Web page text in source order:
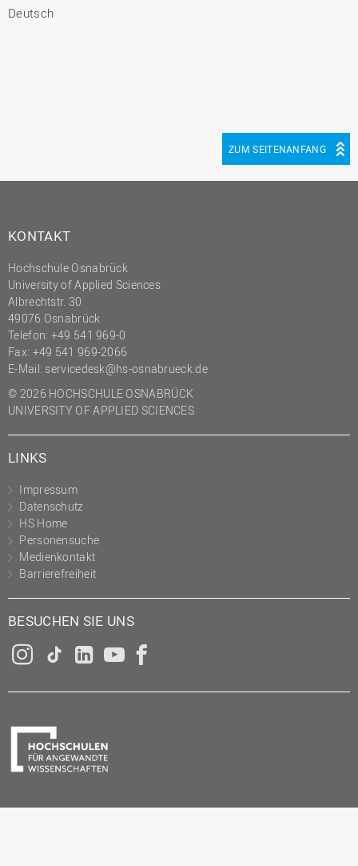
Deutsch
ZUM SEITENANFANG
KONTAKT
Hochschule Osnabrück
University of Applied Sciences
Albrechtstr. 30
49076 Osnabrück
Telefon: +49 541 969-0
Fax: +49 541 969-2066
E-Mail: servicedesk@hs-osnabrueck.de
© 2026 HOCHSCHULE OSNABRÜCK
UNIVERSITY OF APPLIED SCIENCES
LINKS
Impressum
Datenschutz
HS Home
Personensuche
Medienkontakt
Barrierefreiheit
BESUCHEN SIE UNS
Instagram
Tiktok
LinkedInYouTube